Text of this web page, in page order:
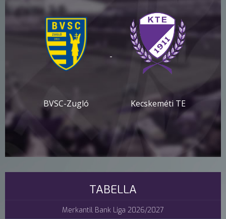
BVSC-Zugló
-
Kecskeméti TE
TABELLA
Merkantil Bank Liga 2026/2027